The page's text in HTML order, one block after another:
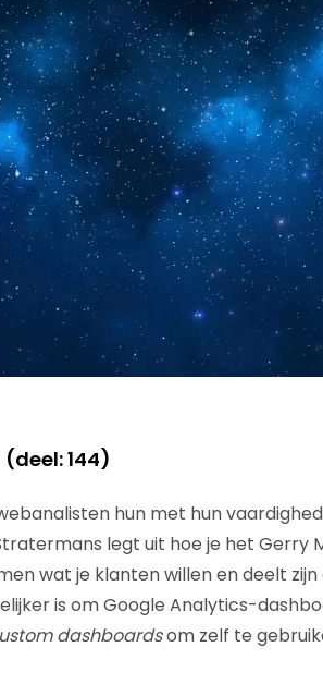
144)
hun met hun
legt uit hoe je het Gerry
wat je klanten willen en deelt zijn
is om Google Analytics-
dashboardsom zelf te